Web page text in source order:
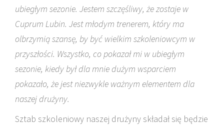
ubiegłym sezonie. Jestem szczęśliwy, że zostaje w
Cuprum Lubin. Jest młodym trenerem, który ma
olbrzymią szansę, by być wielkim szkoleniowcym w
przyszłości. Wszystko, co pokazał mi w ubiegłym
sezonie, kiedy był dla mnie dużym wsparciem
pokazało, że jest niezwykle ważnym elementem dla
naszej drużyny.
Sztab szkoleniowy naszej drużyny składał się będzie